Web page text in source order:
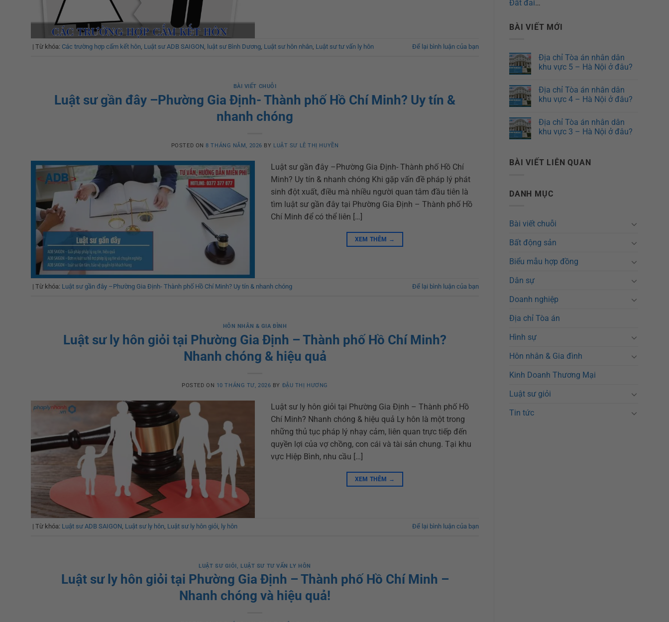
| Từ khóa: Các trường hợp cấm kết hôn, Luật sư ADB SAIGON, luật sư Bình Dương, Luật sư hôn nhân, Luật sư tư vấn ly hôn Để lại bình luận của bạn
BÀI VIẾT CHUỖI
Luật sư gần đây –Phường Gia Định- Thành phố Hồ Chí Minh? Uy tín &
nhanh chóng
POSTED ON8 THÁNG NĂM, 2026 BY LUẬT SƯ LÊ THỊ HUYỀN
Luật sư gần đây –Phường Gia Định- Thành phố Hồ Chí
Minh? Uy tín & nhanh chóng Khi gặp vấn đề pháp lý phát
sinh đột xuất, điều mà nhiều người quan tâm đầu tiên là
tìm luật sư gần đây tại Phường Gia Định – Thành phố Hồ
Chí Minh để có thể liên […]
XEM THÊM →
| Từ khóa: Luật sư gần đây –Phường Gia Định- Thành phố Hồ Chí Minh? Uy tín & nhanh chóng Để lại bình luận của bạn
HÔN NHÂN & GIA ĐÌNH
Luật sư ly hôn giỏi tại Phường Gia Định – Thành phố Hồ Chí Minh?
Nhanh chóng & hiệu quả
POSTED ON 10 THÁNG TƯ, 2026 BY ĐẬU THỊ HƯƠNG
Luật sư ly hôn giỏi tại Phường Gia Định – Thành phố Hồ
Chí Minh? Nhanh chóng & hiệu quả Ly hôn là một trong
những thủ tục pháp lý nhạy cảm, liên quan trực tiếp đến
quyền lợi của vợ chồng, con cái và tài sản chung. Tại khu
vực Hiệp Bình, nhu cầu […]
XEM THÊM →
| Từ khóa: Luật sư ADB SAIGON, Luật sư ly hôn, Luật sư ly hôn giỏi, ly hôn Để lại bình luận của bạn
LUẬT SƯ GIỎI, LUẬT SƯ TƯ VẤN LY HÔN
Luật sư ly hôn giỏi tại Phường Gia Định – Thành phố Hồ Chí Minh –
Nhanh chóng và hiệu quả!
Đất đai…
BÀI VIẾT MỚI
Địa chỉ Tòa án nhân dân
khu vực 5 – Hà Nội ở đâu?
Địa chỉ Tòa án nhân dân
khu vực 4 – Hà Nội ở đâu?
Địa chỉ Tòa án nhân dân
khu vực 3 – Hà Nội ở đâu?
BÀI VIẾT LIÊN QUAN
DANH MỤC
Bài viết chuỗi
Bất động sản
Biểu mẫu hợp đồng
Dân sự
Doanh nghiệp
Địa chỉ Tòa án
Hình sự
Hôn nhân & Gia đình
Kinh Doanh Thương Mại
Luật sư giỏi
Tin tức